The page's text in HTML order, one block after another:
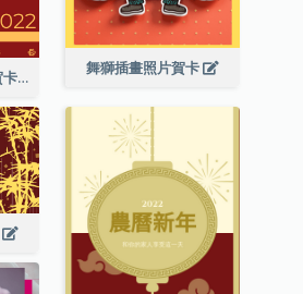
舞獅插畫照片賀卡
老虎插圖農曆新年賀卡